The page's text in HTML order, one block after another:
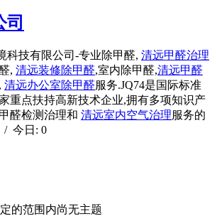
司
科技有限公司-专业除甲醛, 清远甲醛治理
, 清远装修除甲醛,室内除甲醛,清远甲醛
清远办公室除甲醛服务.JQ74是国际标准
重点扶持高新技术企业,拥有多项知识产
醛检测治理和 清远室内空气治理服务的
/ 今日: 0
的范围内尚无主题